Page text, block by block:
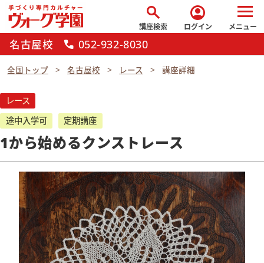
search
講座検索
account_circle
ログイン メニュー
名古屋校 call 052-932-8030
全国トップ 名古屋校 レース 講座詳細
レース
途中入学可
定期講座
1から始めるクンストレース